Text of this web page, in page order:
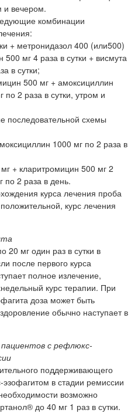
и вечером.
комбинации
+ метронидазол 400 (или500)
500 мг 4 раза в сутки + висмута
в сутки;
500 мг + амоксициллин
2 раза в сутки, утром и
последовательной схемы
1000 мг по 2 раза в
+ кларитромицин 500 мг 2
по 2 раза в день.
курса лечения проба
курс лечения
20 мг один раз в сутки в
после первого курса
полное излечение,
курс терапии. При
доза может быть
обычно наступает в
с рефлюкс-
поддерживающего
в стадии ремиссии
возможно
до 40 мг 1 раз в сутки.